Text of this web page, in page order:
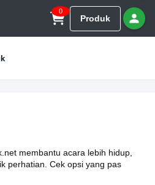
0
Produk
membantu acara lebih hidup,
perhatian. Cek opsi yang pas